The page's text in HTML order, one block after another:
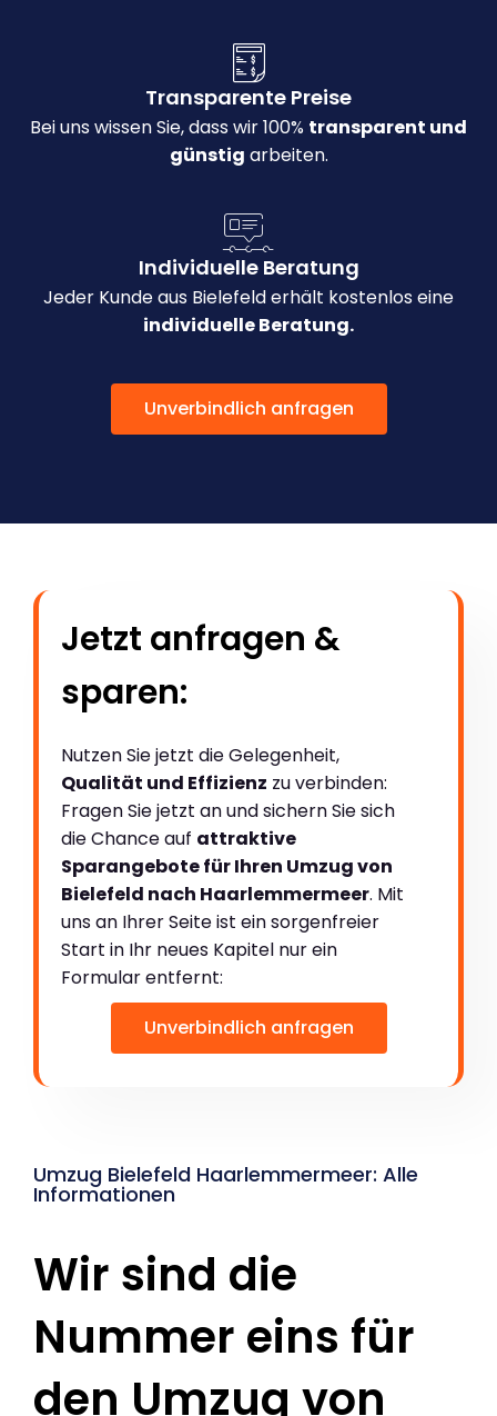
Transparente Preise
Bei uns wissen Sie, dass wir 100% transparent und
günstig arbeiten.
Individuelle Beratung
Jeder Kunde aus Bielefeld erhält kostenlos eine
individuelle Beratung.
Unverbindlich anfragen
Jetzt anfragen &
sparen:
Nutzen Sie jetzt die Gelegenheit,
Qualität und Effizienz zu verbinden:
Fragen Sie jetzt an und sichern Sie sich
die Chance auf attraktive
Sparangebote für Ihren Umzug von
Bielefeld nach Haarlemmermeer. Mit
uns an Ihrer Seite ist ein sorgenfreier
Start in Ihr neues Kapitel nur ein
Formular entfernt:
Unverbindlich anfragen
Umzug Bielefeld Haarlemmermeer: Alle
Informationen
Wir sind die
Nummer eins für
den Umzug von